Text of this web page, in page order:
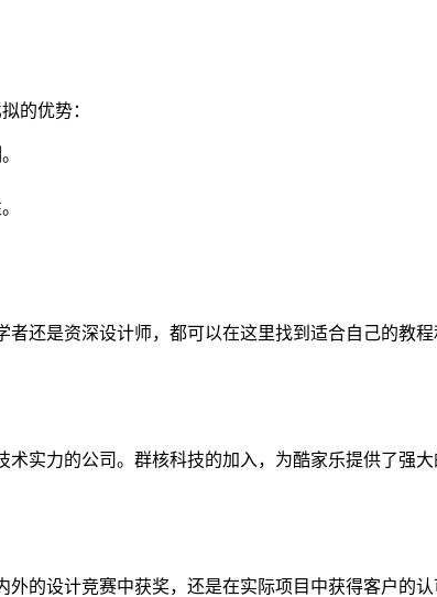
的优势：
还是资深设计师，都可以在这里找到适合自己的教
实力的公司。群核科技的加入，为酷家乐提供了强
的设计竞赛中获奖，还是在实际项目中获得客户的